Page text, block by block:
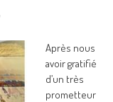
Après nous
avoir gratifié
d’un très
prometteur